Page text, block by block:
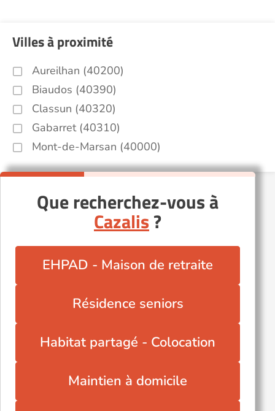
Villes à proximité
Aureilhan (40200)
Biaudos (40390)
Classun (40320)
Gabarret (40310)
Mont-de-Marsan (40000)
Que recherchez-vous à
Cazalis?
EHPAD - Maison de retraite
Résidence seniors
Habitat partagé - Colocation
Maintien à domicile